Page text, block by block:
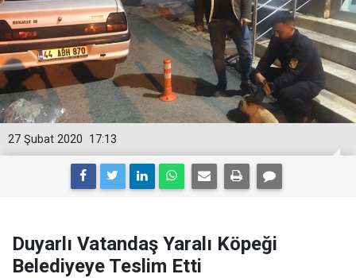
17:13
27 Şubat 2020
Duyarlı Vatandaş Yaralı Köpeği
Belediyeye Teslim Etti